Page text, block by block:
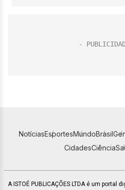
NotíciasEsportesMundoBrasil
CidadesCiência
A ISTOÉ PUBLICAÇÕES LTDA é um portal